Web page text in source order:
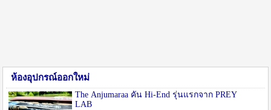
ห้องอุปกรณ์ออกใหม่
The Anjumaraa คัน Hi-End รุ่นแรกจาก PREY
LAB